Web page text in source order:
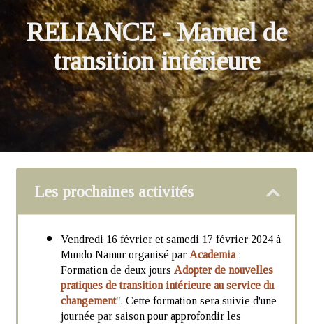
RELIANCE- Manuel de
transition intérieure
Les prochaines activités
Vendredi 16 février et samedi 17 février 2024 à
Mundo Namur organisé par Academia :
Formation de deux jours Adopter de nouvelles
pratiques de transition intérieure au service du
changement". Cette formation sera suivie d'une
journée par saison pour approfondir les